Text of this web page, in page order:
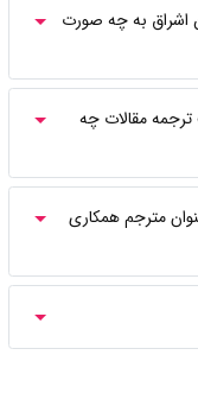
اشراق به چه صورت
مقالات چه
مترجم همکاری